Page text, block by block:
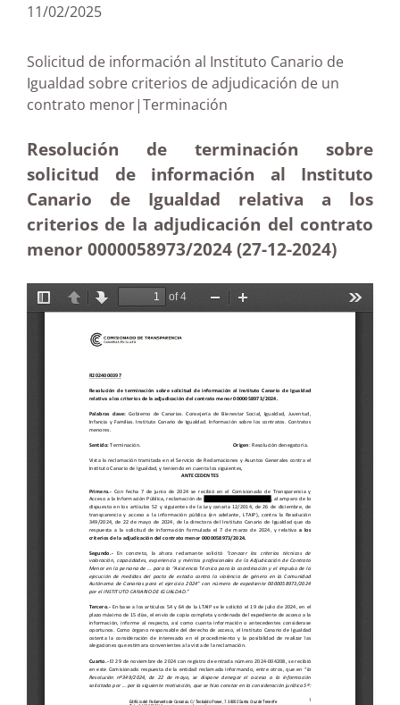
11/02/2025
Solicitud de información al Instituto Canario de
Igualdad sobre criterios de adjudicación de un
contrato menor|Terminación
Resolución de terminación sobre
solicitud de información al Instituto
Canario de Igualdad relativa a los
criterios de la adjudicación del contrato
menor 0000058973/2024 (27-12-2024)